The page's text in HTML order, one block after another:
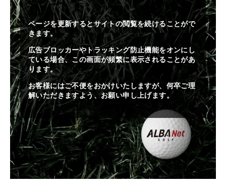
ページを更新するとサイトの閲覧を続けることがで
きます。
広告ブロッカーやトラッキング防止機能をオンにし
ている場合、この画面が頻繁に表示されることがあ
ります。
お客様にはご不便をおかけいたしますが、何卒ご理
解いただきますよう、お願い申し上げます。